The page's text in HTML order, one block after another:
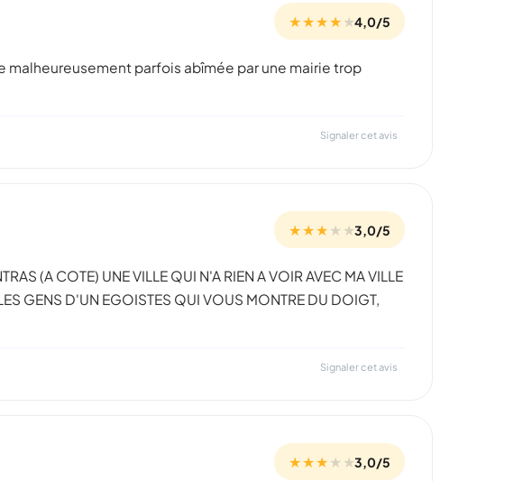
★ ★ ★ ★★4,0/5
malheureusement parfois abîmée par une mairie trop
Signaler cet avis
★ ★ ★★ ★3,0/5
(A COTE) UNE VILLE QUI N'A RIEN A VOIR AVEC MA VILLE
GENS D'UN EGOISTES QUI VOUS MONTRE DU DOIGT,
Signaler cet avis
★ ★ ★★ ★3,0/5